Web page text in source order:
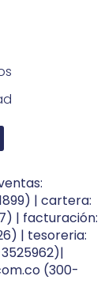
| cartera:
| facturación:
| tesoreria:
(300-